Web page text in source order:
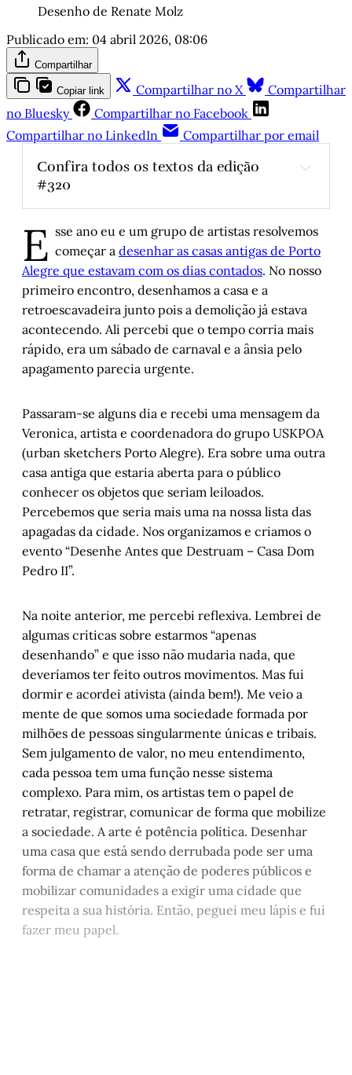
Desenho de Renate Molz
Publicado em: 04 abril 2026, 08:06
Compartilhar
Copiar link Compartilhar no X
Compartilhar
no Bluesky
Compartilhar no Facebook
Compartilhar no LinkedIn
Compartilhar por email
Confira todos os textos da edição
#320
O dia em que entrei na casa destruída mais
famosa da cidade
, por Tina Perrone
Eleições 2026: o que está em jogo?, por
Álvaro Magalhães
Cony 100 anos – Uma caderneta para
Havana, por Marina Ruivo
O rock gaúcho – Parte II, por Arthur de
Faria
O Pampa além das planícies
Gonçalo Ferraz: "Tive a fantasia de escrever
uma história sobre arquétipos humanos"
por Luís Augusto Fischer e Gonçalo Ferraz
Lu Faccini – Sigo mudando , por Luís
Augusto Fischer e Lu Faccini
Cordel do Corte Raso – Preâmbulo , por
Gonçalo Ferraz
A medida das coisas humanas: Capítulo X
E sse ano eu e um grupo de artistas resolvemos
começar a desenhar as casas antigas de Porto
Alegre que estavam com os dias contados. No nosso
primeiro encontro, desenhamos a casa e a
retroescavadeira junto pois a demolição já estava
acontecendo. Ali percebi que o tempo corria mais
rápido, era um sábado de carnaval e a ânsia pelo
apagamento parecia urgente.
Passaram-se alguns dia e recebi uma mensagem da
Veronica, artista e coordenadora do grupo USKPOA
(urban sketchers Porto Alegre). Era sobre uma outra
casa antiga que estaria aberta para o público
conhecer os objetos que seriam leiloados.
Percebemos que seria mais uma na nossa lista das
apagadas da cidade. Nos organizamos e criamos o
evento “Desenhe Antes que Destruam – Casa Dom
Pedro II”.
Na noite anterior, me percebi reflexiva. Lembrei de
algumas críticas sobre estarmos “apenas
desenhando” e que isso não mudaria nada, que
deveríamos ter feito outros movimentos. Mas fui
dormir e acordei ativista (ainda bem!). Me veio a
mente de que somos uma sociedade formada por
milhões de pessoas singularmente únicas e tribais.
Sem julgamento de valor, no meu entendimento,
cada pessoa tem uma função nesse sistema
complexo. Para mim, os artistas tem o papel de
retratar, registrar, comunicar de forma que mobilize
a sociedade. A arte é potência política. Desenhar
uma casa que está sendo derrubada pode ser uma
forma de chamar a atenção de poderes públicos e
mobilizar comunidades a exigir uma cidade que
respeita a sua história. Então, peguei meu lápis e fui
fazer meu papel.